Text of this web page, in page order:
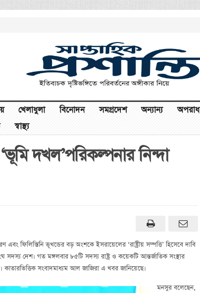
খেলাধুলা বিনোদন সমগ্রদেশ অন্যান্য অপরাধ
স্বাস্থ্য
দখল’পরিকল্পনার নিন্দা
এবং ফিলিস্তিনি ভূখন্ডের বড় অংশকে ইসরায়েলের ‘রাষ্ট্রীয় সম্পত্তি’ হিসেবে দাবি
সদস্য দেশ। গত মঙ্গলবার ৮৫টি সদস্য রাষ্ট্র ও কয়েকটি আন্তর্জাতিক সংস্থার
কাতারভিত্তিক সংবাদমাধ্যম আল জাজিরা এ খবর জানিয়েছে।
মনসুর বলেছেন,